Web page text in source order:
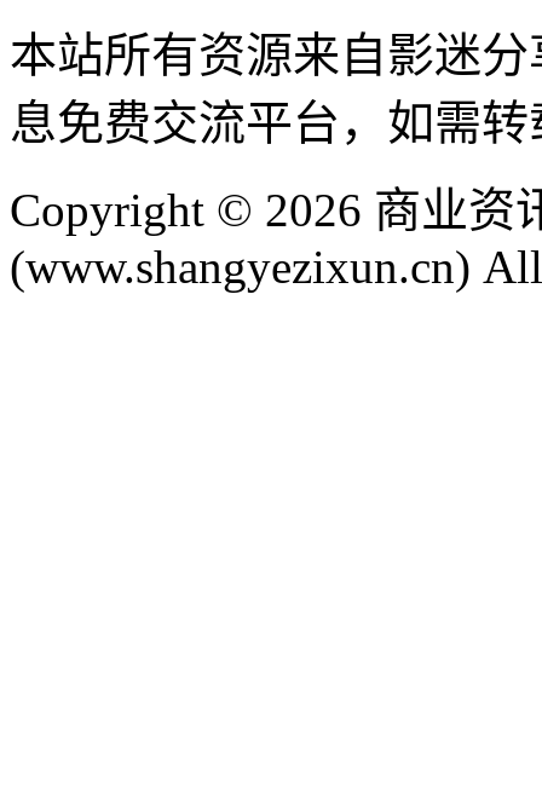
本站所有资源来自影迷
息免费交流平台，如需
Copyright © 2026 商业资
(www.shangyezixun.cn)